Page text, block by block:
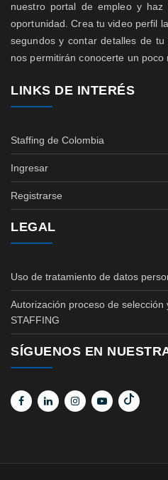
nuestro portal de empleo y
oportunidad. Crea tu video perfil
segundos y contar detalles de
nos permitirán conocerte un poco
LINKS DE INTERÉS
Staffing de Colombia
Ingresar
Registrarse
LEGAL
Uso de tratamiento de datos
Autorización proceso de selección
STAFFING
SÍGUENOS EN